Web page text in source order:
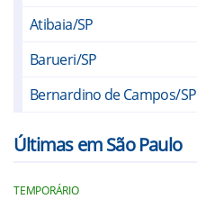
Atibaia/SP
Barueri/SP
Bernardino de Campos/SP
Últimas em São Paulo
TEMPORÁRIO